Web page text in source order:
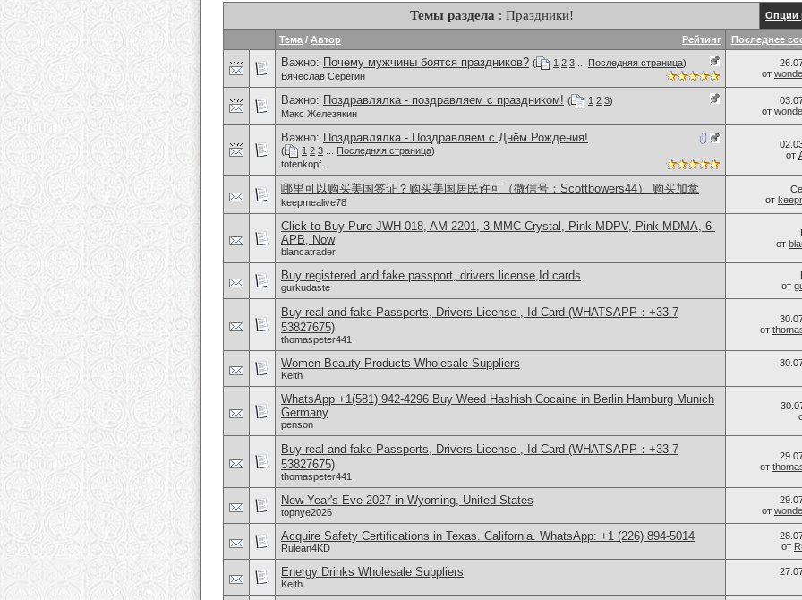
Темы раздела : Праздники! Опции
Рейтинг
Тема / Автор Последнее
Важно: Почему мужчины боятся праздников? ( 1 2 3 Последняя страница)
Вячеслав Серёгин
от
Важно: Поздравлялка - поздравляем с праздником! ( 1 2 3)
Макс Железякин
от
Важно: Поздравлялка - Поздравляем с Днём Рождения!
( 1 2 3 Последняя страница)
totenkopf.
от
哪里可以购买美国签证？购买美国居民许可（微信号：Scottbowers44） 购买加拿
keepmealive78
от
Click to Buy Pure JWH-018, AM-2201, 3-MMC Crystal, Pink MDPV, Pink MDMA, 6-
APB, Now
blancatrader
от
Buy registered and fake passport, drivers license,Id cards
gurkudaste
от
Buy real and fake Passports, Drivers License , Id Card (WHATSAPP：+33 7
53827675)
thomaspeter441
от
Women Beauty Products Wholesale Suppliers
Keith
WhatsApp +1(581) 942-4296 Buy Weed Hashish Cocaine in Berlin Hamburg Munich
Germany
penson
Buy real and fake Passports, Drivers License , Id Card (WHATSAPP：+33 7
53827675)
thomaspeter441
от
New Year's Eve 2027 in Wyoming, United States
topnye2026
от
Acquire Safety Certifications in Texas. California. WhatsApp: +1 (226) 894-5014
Rulean4KD
от
Energy Drinks Wholesale Suppliers
Keith